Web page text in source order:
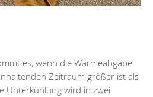
es, wenn die Wärmeabgabe
Zeitraum größer ist als
Unterkühlung wird in zwei